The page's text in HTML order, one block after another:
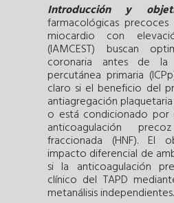
Introducción y
farmacológicas
miocardio con
(IAMCEST) buscan
coronaria antes de la
percutánea primaria
claro si el beneficio del
antiagregación
o está condicionado
anticoagulación
fraccionada (HNF). El
impacto diferencial de
si la anticoagulación
clínico del TAPD
metanálisis independientes.